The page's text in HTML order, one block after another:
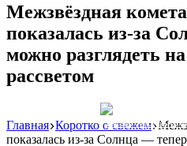
Межзвёздная
показалась из-за
можно разглядеть
рассветом
Реклама: WeLANS
Главная Коротко о свежем
показалась из-за Солнца —